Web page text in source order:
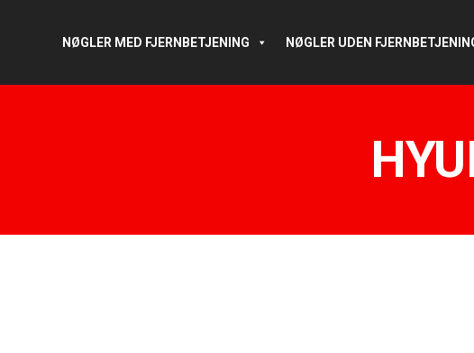
NØGLER MED FJERNBETJENING NØGLER UDEN